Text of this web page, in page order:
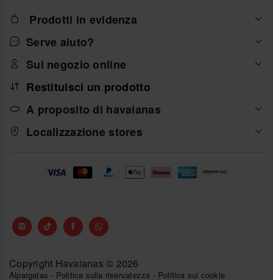
Prodotti in evidenza
Serve aiuto?
Sul negozio online
Restituisci un prodotto
A proposito di havaianas
Localizzazione stores
Copyright Havaianas © 2026
Alpargatas - Politica sulla riservatezza - Politica sui cookie